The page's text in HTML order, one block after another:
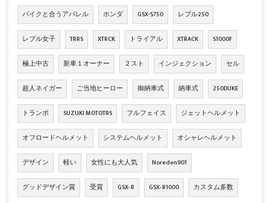
バイクと合うアパレル ホンダ GSX-S750 レブル250
レブル女子 TRRS XTRCK トライアル XTRACK S1000F
極上中古 新車１オーナー ２スト インジェクション セル
超人ネイガー ご当地ヒーロー 御納車式 納車式 250DUKE
トランポ SUZUKI MOTOTRS フルフェイス ジェットヘルメット
オフロードヘルメット システムヘルメット オシャレヘルメット
デザイン 軽い 女性にも大人気 Noreden901
グッドデザイン賞 受賞 GSX‐R GSX‐R1000 カスタム多数